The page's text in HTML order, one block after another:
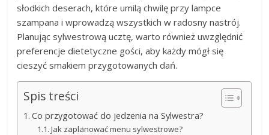
słodkich deserach, które umilą chwilę przy lampce
szampana i wprowadzą wszystkich w radosny nastrój.
Planując sylwestrową ucztę, warto również uwzględnić
preferencje dietetyczne gości, aby każdy mógł się
cieszyć smakiem przygotowanych dań.
Spis treści
Co przygotować do jedzenia na Sylwestra?
Jak zaplanować menu sylwestrowe?